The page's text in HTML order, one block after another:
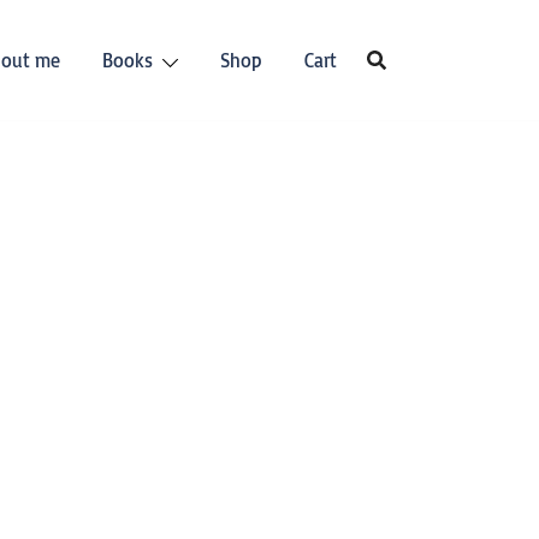
me Books Shop Cart